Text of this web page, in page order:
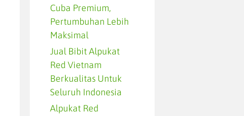
Cuba Premium,
Pertumbuhan Lebih
Maksimal
Jual Bibit Alpukat
Red Vietnam
Berkualitas Untuk
Seluruh Indonesia
Alpukat Red